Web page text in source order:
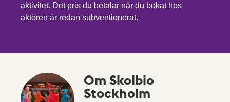
aktivitet. Det pris du betalar när du bokat hos
aktören är redan subventionerat.
Om Skolbio
Stockholm